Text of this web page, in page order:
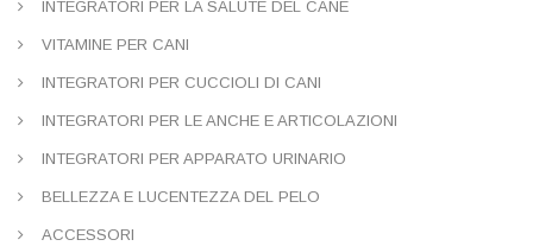
INTEGRATORI PER LA SALUTE DEL CANE
VITAMINE PER CANI
INTEGRATORI PER CUCCIOLI DI CANI
INTEGRATORI PER LE ANCHE E ARTICOLAZIONI
INTEGRATORI PER APPARATO URINARIO
BELLEZZA E LUCENTEZZA DEL PELO
ACCESSORI